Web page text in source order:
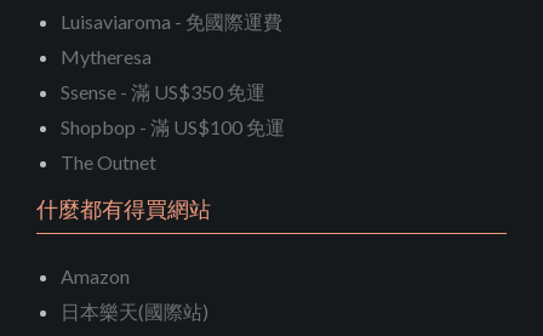
Luisaviaroma - 免國際運費
Mytheresa
Ssense - 滿 US$350 免運
Shopbop - 滿 US$100 免運
The Outnet
什麼都有得買網站
Amazon
日本樂天(國際站)